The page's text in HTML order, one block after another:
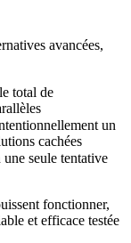
avancées,
total de
un
cachées
seule tentative
fonctionner,
et efficace testée